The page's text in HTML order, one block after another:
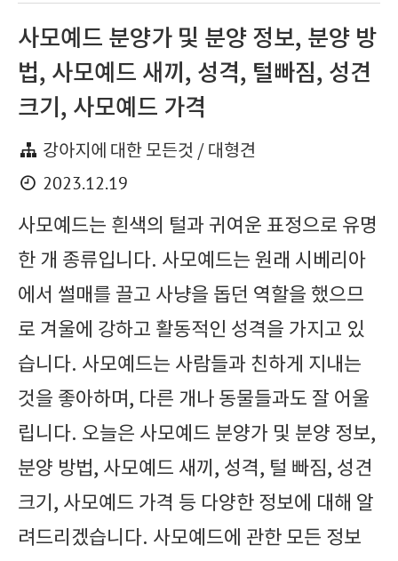
사모예드 분양가 및 분양 정보, 분양 방
법, 사모예드 새끼, 성격, 털빠짐, 성견
크기, 사모예드 가격
강아지에 대한 모든것 / 대형견
2023.12.19
사모예드는 흰색의 털과 귀여운 표정으로 유명
한 개 종류입니다. 사모예드는 원래 시베리아
에서 썰매를 끌고 사냥을 돕던 역할을 했으므
로 겨울에 강하고 활동적인 성격을 가지고 있
습니다. 사모예드는 사람들과 친하게 지내는
것을 좋아하며, 다른 개나 동물들과도 잘 어울
립니다. 오늘은 사모예드 분양가 및 분양 정보,
분양 방법, 사모예드 새끼, 성격, 털 빠짐, 성견
크기, 사모예드 가격 등 다양한 정보에 대해 알
려드리겠습니다. 사모예드에 관한 모든 정보